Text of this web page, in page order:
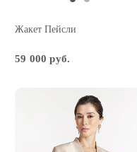
Жакет Пейсли
59 000 руб.